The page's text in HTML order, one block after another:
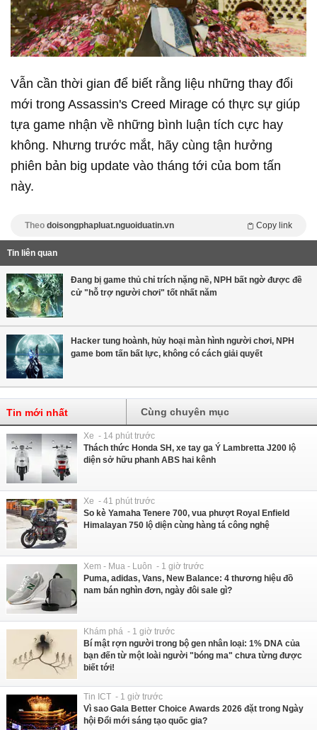
Vẫn cần thời gian để biết rằng liệu những thay đổi
mới trong Assassin's Creed Mirage có thực sự giúp
tựa game nhận về những bình luận tích cực hay
không. Nhưng trước mắt, hãy cùng tận hưởng
phiên bản big update vào tháng tới của bom tấn
này.
Theo doisongphapluat.nguoiduatin.vn Copy link
Tin liên quan
Đang bị game thủ chỉ trích nặng nề, NPH bất ngờ được đề
cử "hỗ trợ người chơi" tốt nhất năm
Hacker tung hoành, hủy hoại màn hình người chơi, NPH
game bom tấn bất lực, không có cách giải quyết
Tin mới nhất Cùng chuyên mục
Xe - 14 phút trước
Thách thức Honda SH, xe tay ga Ý Lambretta J200 lộ
diện sở hữu phanh ABS hai kênh
Xe - 41 phút trước
So kè Yamaha Tenere 700, vua phượt Royal Enfield
Himalayan 750 lộ diện cùng hàng tá công nghệ
Xem - Mua - Luôn - 1 giờ trước
Puma, adidas, Vans, New Balance: 4 thương hiệu đồ
nam bán nghìn đơn, ngày đôi sale gì?
Khám phá - 1 giờ trước
Bí mật rợn người trong bộ gen nhân loại: 1% DNA của
bạn đến từ một loài người "bóng ma" chưa từng được
biết tới!
Tin ICT - 1 giờ trước
Vì sao Gala Better Choice Awards 2026 đặt trong Ngày
hội Đổi mới sáng tạo quốc gia?